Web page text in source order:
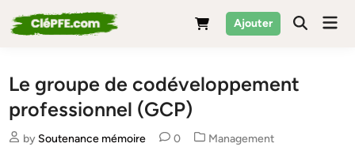
to
Ajouter
Le groupe de codéveloppement
professionnel (GCP)
by Soutenance mémoire 0
Posted
Management